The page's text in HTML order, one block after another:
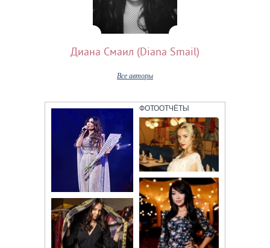
Диана Смаил (Diana Smail)
Все авторы
ФОТООТЧЁТЫ